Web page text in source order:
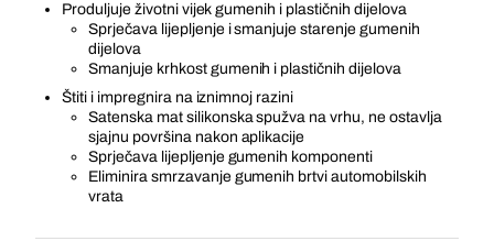
Produljuje životni vijek gumenih i plastičnih dijelova
Sprječava lijepljenje i smanjuje starenje gumenih
dijelova
Smanjuje krhkost gumenih i plastičnih dijelova
Štiti i impregnira na iznimnoj razini
Satenska mat silikonska spužva na vrhu, ne ostavlja
sjajnu površina nakon aplikacije
Sprječava lijepljenje gumenih komponenti
Eliminira smrzavanje gumenih brtvi automobilskih
vrata